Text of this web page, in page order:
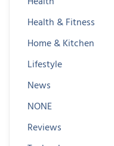
Health & Fitness
Home & Kitchen
Lifestyle
News
NONE
Reviews